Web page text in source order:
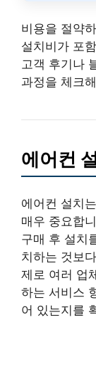
비용을 절약
설치비가 포
고객 후기나
과정을 체크
에어컨
에어컨 설치
매우 중요합
구매 후 설치
치하는 것보
제로 여러 업
하는 서비스
어 있는지를